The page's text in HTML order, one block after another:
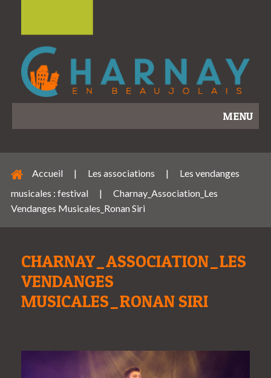
MENU
Accueil | Les associations |
Les vendanges
musicales : festival
|
Charnay_Association_Les
Vendanges Musicales_Ronan Siri
CHARNAY_ASSOCIATION_LES
VENDANGES
MUSICALES_RONAN SIRI